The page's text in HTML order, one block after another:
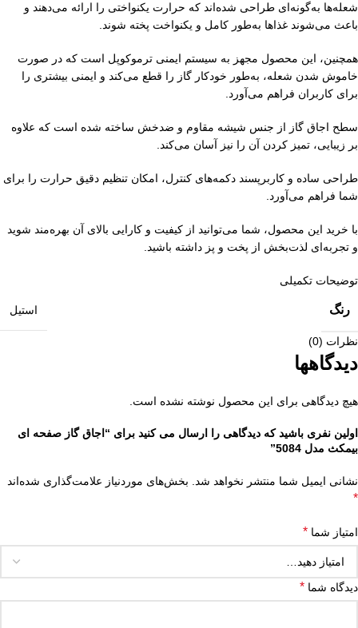
شعله‌ها به‌گونه‌ای طراحی شده‌اند که حرارت یکنواختی را ارائه می‌دهند و
باعث می‌شوند غذاها به‌طور کامل و یکنواخت پخته شوند.
همچنین، این محصول مجهز به سیستم ایمنی ترموکوپل است که در صورت
خاموش شدن شعله، به‌طور خودکار گاز را قطع می‌کند و ایمنی بیشتری را
برای کاربران فراهم می‌آورد.
سطح اجاق گاز از جنس شیشه مقاوم و ضدخش ساخته شده است که علاوه
بر زیبایی، تمیز کردن آن را نیز آسان می‌کند.
طراحی ساده و کاربرپسند دکمه‌های کنترل، امکان تنظیم دقیق حرارت را برای
شما فراهم می‌آورد.
با خرید این محصول، شما می‌توانید از کیفیت و کارایی بالای آن بهره‌مند شوید
و تجربه‌ای لذت‌بخش از پخت و پز داشته باشید.
توضیحات تکمیلی
رنگ استیل
نظرات (0)
دیدگاهها
هیچ دیدگاهی برای این محصول نوشته نشده است.
اولین نفری باشید که دیدگاهی را ارسال می کنید برای “اجاق گاز صفحه ای
بیمکث مدل 5084”
نشانی ایمیل شما منتشر نخواهد شد. بخش‌های موردنیاز علامت‌گذاری شده‌اند
*
امتیاز شما *
دیدگاه شما *